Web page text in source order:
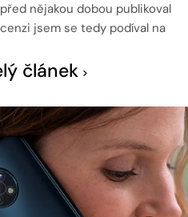
nějakou dobou publikoval
jsem se tedy podíval na
článek